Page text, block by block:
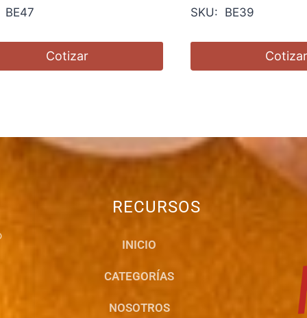
BE47
Cotizar
SKU: BE39
Cotizar
RECURSOS
INICIO
CATEGORÍAS
NOSOTROS